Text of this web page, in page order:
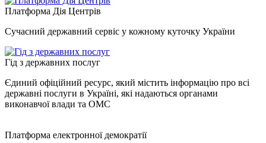
Платформа Дія Центрів
Сучасний державний сервіс у кожному куточку України
Гід з державних послуг
Єдиний офіційний ресурс, який містить інформацію про всі
державні послуги в Україні, які надаються органами
виконавчої влади та ОМС
Платформа електронної демократії